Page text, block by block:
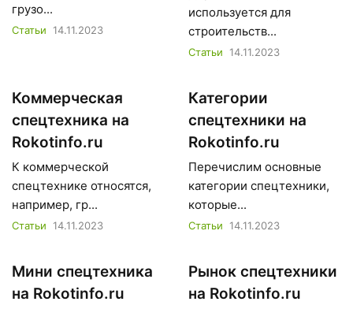
грузо...
Статьи 14.11.2023
используется для
строительств...
Статьи 14.11.2023
Коммерческая
спецтехника на
Rokotinfo.ru
К коммерческой
спецтехнике относятся,
например, гр...
Статьи 14.11.2023
Категории
спецтехники на
Rokotinfo.ru
Перечислим основные
категории спецтехники,
которые...
Статьи 14.11.2023
Мини спецтехника
на Rokotinfo.ru
Рынок спецтехники
на Rokotinfo.ru